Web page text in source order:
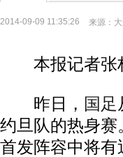
2014-09-09 11:35:26 来源：
本报记者张
昨日， 国足
约旦队的热身
首发阵容中将有